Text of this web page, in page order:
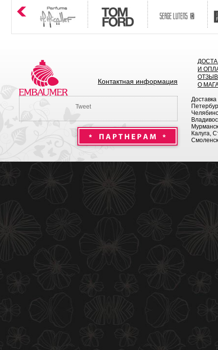
Контактная информация
И
О
Tweet
Калуга,